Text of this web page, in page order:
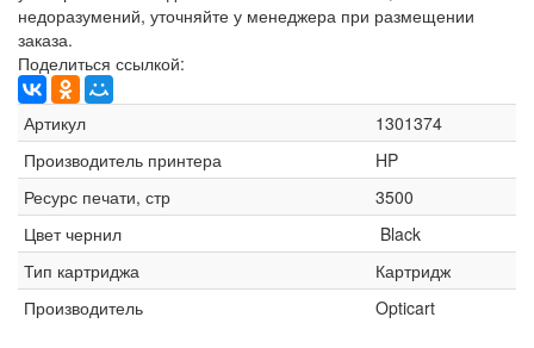
недоразумений, уточняйте у менеджера при размещении
заказа.
Поделиться ссылкой:
Артикул
1301374
Производитель принтера
HP
Ресурс печати, стр
3500
Цвет чернил
Black
Тип картриджа
Картридж
Производитель
Opticart